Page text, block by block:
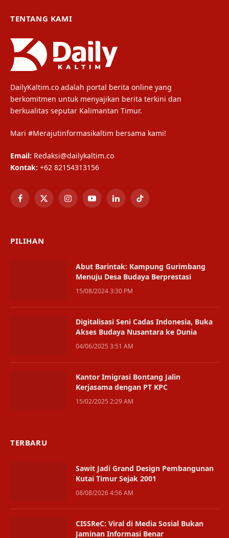
TENTANG KAMI
DailyKaltim.co adalah portal berita online yang
berkomitmen untuk menyajikan berita terkini dan
berkualitas seputar Kalimantan Timur.
Mari #Merajutinformasikaltim bersama kami!
Email: Redaksi@dailykaltim.co
Kontak: +62 82154313156
Facebook
X
InstagramYouTubeLinkedInTikTok
PILIHAN
Abut Barintak: Kampung Gurimbang
Menuju Desa Budaya Berprestasi
15/08/2024 3:30 PM
Digitalisasi Seni Cadas Indonesia, Buka
Akses Budaya Nusantara ke Dunia
04/06/2025 3:51 AM
Kantor Imigrasi Bontang Jalin
Kerjasama dengan PT KPC
15/02/2025 2:29 AM
TERBARU
Sawit Jadi Grand Design Pembangunan
Kutai Timur Sejak 2001
08/08/2026 4:56 AM
CISSReC: Viral di Media Sosial Bukan
Jaminan Informasi Benar